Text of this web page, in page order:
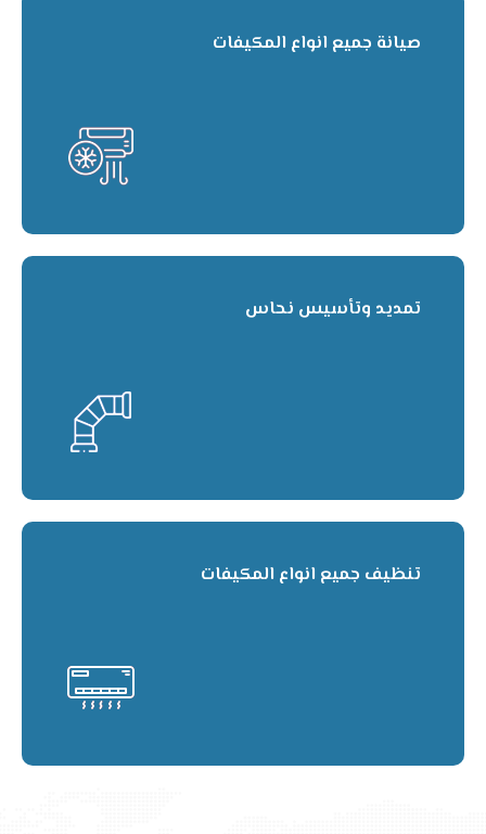
صيانة جميع انواع المكيفات
تمديد وتأسيس نحاس
تنظيف جميع انواع المكيفات